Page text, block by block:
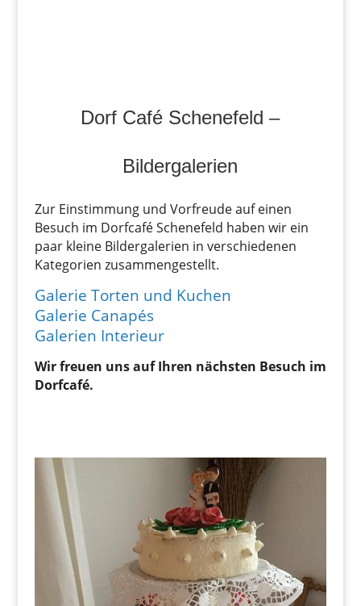
Dorf Café Schenefeld –
Bildergalerien
Zur Einstimmung und Vorfreude auf einen
Besuch im Dorfcafé Schenefeld haben wir ein
paar kleine Bildergalerien in verschiedenen
Kategorien zusammengestellt.
Galerie Torten und Kuchen
Galerie Canapés
Galerien Interieur
Wir freuen uns auf Ihren nächsten Besuch im
Dorfcafé.